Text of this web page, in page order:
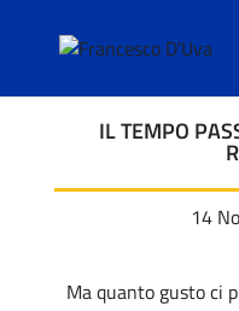
IL TEMPO
14
Ma quanto gusto ci